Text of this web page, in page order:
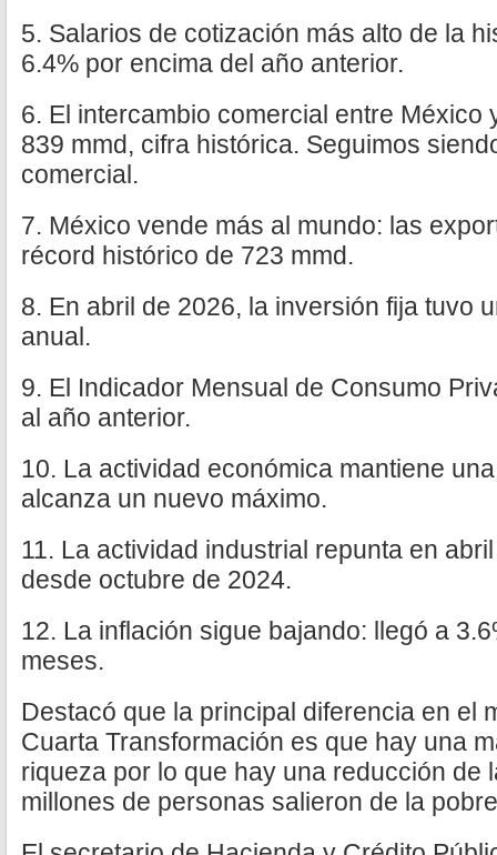
5. Salarios de cotización más alto de la
6.4% por encima del año anterior.
6. El intercambio comercial entre México
839 mmd, cifra histórica. Seguimos
comercial.
7. México vende más al mundo: las
récord histórico de 723 mmd.
8. En abril de 2026, la inversión fija tuvo
anual.
9. El Indicador Mensual de Consumo
al año anterior.
10. La actividad económica mantiene
alcanza un nuevo máximo.
11. La actividad industrial repunta en
desde octubre de 2024.
12. La inflación sigue bajando: llegó a
meses.
Destacó que la principal diferencia en el
Cuarta Transformación es que hay una
riqueza por lo que hay una reducción de
millones de personas salieron de la